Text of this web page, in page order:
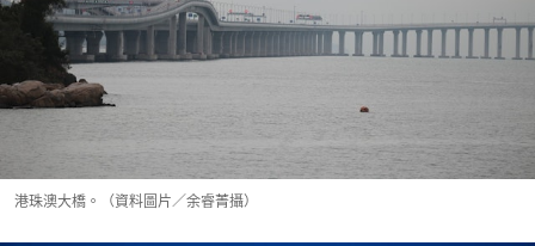
港珠澳大橋。（資料圖片／余睿菁攝）